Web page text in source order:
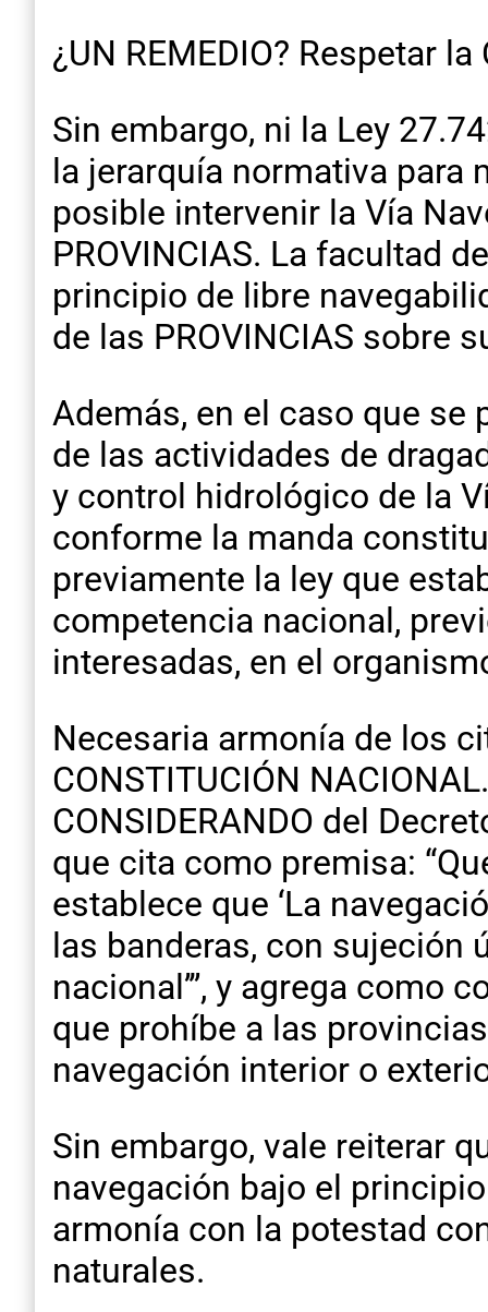
¿UN REMEDIO? Respetar
Sin embargo, ni la Ley
la jerarquía normativa para
posible intervenir la Vía
PROVINCIAS. La facultad
principio de libre
de las PROVINCIAS sobre
Además, en el caso que
de las actividades de
y control hidrológico de la
conforme la manda
previamente la ley que
competencia nacional,
interesadas, en el
Necesaria armonía de los
CONSTITUCIÓN
CONSIDERANDO del
que cita como premisa:
establece que ‘La
las banderas, con sujeción
nacional’”, y agrega como
que prohíbe a las
navegación interior o
Sin embargo, vale reiterar
navegación bajo el
armonía con la potestad
naturales.